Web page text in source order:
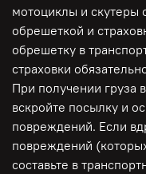
мотоциклы и скутеры
обрешеткой и
обрешетку в
страховки
При получении груза
вскройте посылку и
повреждений. Если
повреждений
составьте в